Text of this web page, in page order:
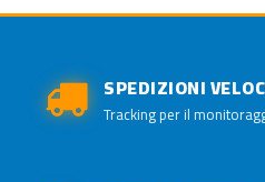
SPEDIZIONI
Tracking per il